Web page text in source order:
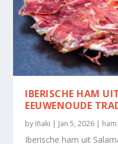
IBERISCHE HAM
EEUWENOUDE
by Iñaki | Jan 5, 2026 | ham
Iberische ham uit